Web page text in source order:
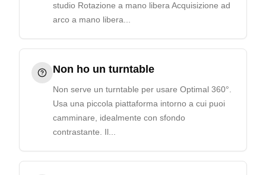
studio Rotazione a mano libera Acquisizione ad
arco a mano libera...
Non ho un turntable
Non serve un turntable per usare Optimal 360°.
Usa una piccola piattaforma intorno a cui puoi
camminare, idealmente con sfondo
contrastante. Il...